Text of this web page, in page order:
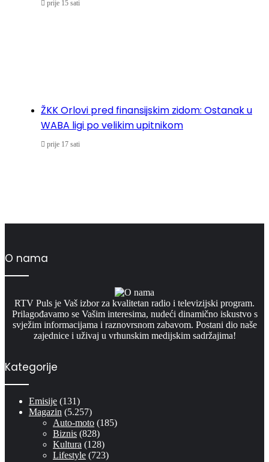
prije 15 sati
ŽKK Orlovi pred finansijskim zidom: Ostanak u
WABA ligi po velikim upitnikom
prije 17 sati
O nama
RTV Puls je Vaš izbor za kvalitetan radio i televizijski program.
Prilagođavamo se Vašim interesima, nudeći dinamično iskustvo s
svježim informacijama i raznovrsnom zabavom. Postani dio naše
zajednice i uživaj u vrhunskim medijskim sadržajima!
Kategorije
Emisije (131)
Magazin (5.257)
Auto-moto (185)
Biznis (828)
Kultura (128)
Lifestyle (723)